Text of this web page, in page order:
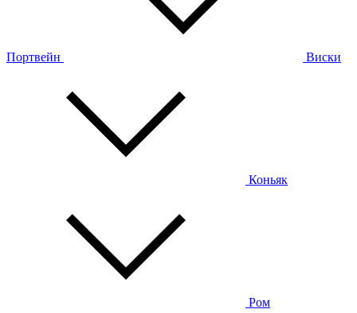
Портвейн Виски
Коньяк
Ром